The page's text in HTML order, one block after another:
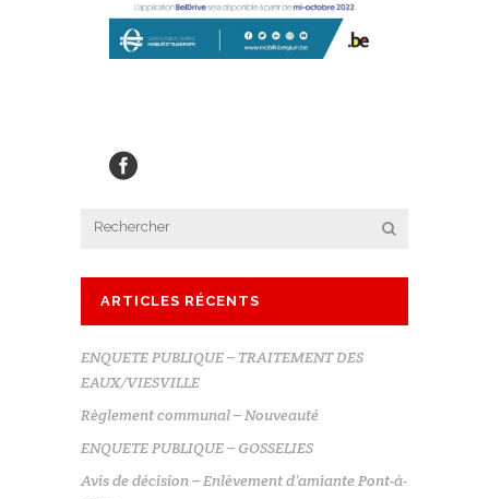
ARTICLES RÉCENTS
ENQUETE PUBLIQUE – TRAITEMENT DES
EAUX/VIESVILLE
Règlement communal – Nouveauté
ENQUETE PUBLIQUE – GOSSELIES
Avis de décision – Enlèvement d’amiante Pont-à-